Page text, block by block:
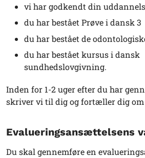
vi har godkendt din
du har bestået Prøve i dansk 3
du har bestået de
du har bestået kursus i dansk
sundhedslovgivning.
Inden for 1-2 uger efter du har
skriver vi til dig og fortæller dig om
Evalueringsansættelsens
Du skal gennemføre en